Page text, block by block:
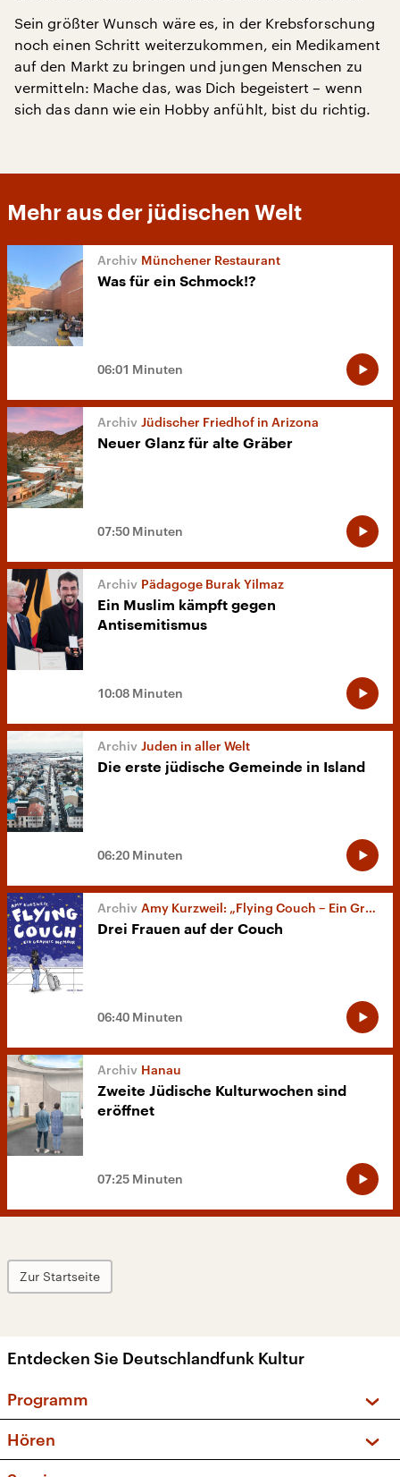
Sein größter Wunsch wäre es, in der Krebsforschung
noch einen Schritt weiterzukommen, ein Medikament
auf den Markt zu bringen und jungen Menschen zu
vermitteln: Mache das, was Dich begeistert – wenn
sich das dann wie ein Hobby anfühlt, bist du richtig.
Mehr aus der jüdischen Welt
Münchener Restaurant
Was für ein Schmock!?
06:01 Minuten
Jüdischer Friedhof in Arizona
Neuer Glanz für alte Gräber
07:50 Minuten
Pädagoge Burak Yilmaz
Ein Muslim kämpft gegen
Antisemitismus
10:08 Minuten
Juden in aller Welt
Die erste jüdische Gemeinde in Island
06:20 Minuten
Amy Kurzweil: „Flying Couch – Ein Graphic Memoir“
Drei Frauen auf der Couch
06:40 Minuten
Hanau
Zweite Jüdische Kulturwochen sind
eröffnet
07:25 Minuten
Zur Startseite
Entdecken Sie Deutschlandfunk Kultur
Programm
Sendungen und Podcasts
Hören